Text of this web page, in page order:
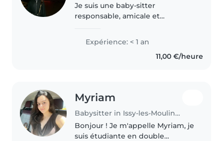
Je suis une baby-sitter
responsable, amicale et
de vos enfants avec soin et
attention. Actuellement en
année préparatoire aux études
Expérience: < 1 an
11,00 €/heure
Myriam
Babysitter in Issy-les-Moulineaux
Bonjour ! Je m'appelle Myriam, je
suis étudiante en double